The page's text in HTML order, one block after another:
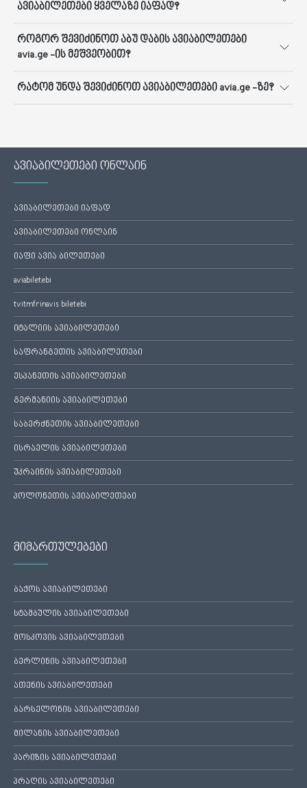
ავიაბილეთები ყველაზე იაფად?
როგორ შევიძინოთ აბუ დაბის ავიაბილეთები
avia.ge -ის მეშვეობით?
რატომ უნდა შევიძინოთ ავიაბილეთები avia.ge -ზე?
ავიაბილეთები ონლაინ
ავიაბილეთები იაფად
ავიაბილეთები ონლაინ
იაფი ავია ბილეთები
aviabiletebi
tvitmfrinavis biletebi
იტალიის ავიაბილეთები
საფრანგეთის ავიაბილეთები
ესპანეთის ავიაბილეთები
გერმანიის ავიაბილეთები
საბერძნეთის ავიაბილეთები
ისრაელის ავიაბილეთები
უკრაინის ავიაბილეთები
პოლონეთის ავიაბილეთები
მიმართულებები
ბაქოს ავიაბილეთები
სტამბულის ავიაბილეთები
მოსკოვის ავიაბილეთები
ბერლინის ავიაბილეთები
ათენის ავიაბილეთები
ბარსელონის ავიაბილეთები
მილანის ავიაბილეთები
პარიზის ავიაბილეთები
პრაღის ავიაბილეთები